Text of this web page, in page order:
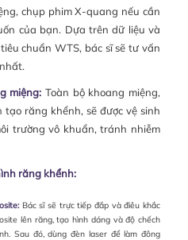
chụp phim X-quang nếu cần
của bạn. Dựa trên dữ liệu và
chuẩn WTS, bác sĩ sẽ tư vấn
miệng: Toàn bộ khoang miệng,
răng khểnh, sẽ được vệ sinh
trường vô khuẩn, tránh nhiễm
răng khểnh:
Bác sĩ sẽ trực tiếp đắp và điêu khắc
lên răng, tạo hình dáng và độ chếch
Sau đó, dùng đèn laser để làm đông